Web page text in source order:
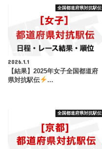
全国都道府県対抗駅伝
2026.1.1
【結果】2025年女子全国都道府
県対抗駅伝
…
全国都道府県対抗駅伝